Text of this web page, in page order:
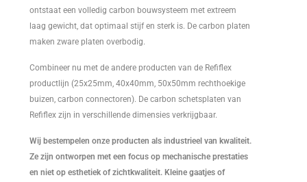
ontstaat een volledig carbon bouwsysteem met extreem
laag gewicht, dat optimaal stijf en sterk is. De carbon platen
maken zware platen overbodig.
Combineer nu met de andere producten van de Refiflex
productlijn (25x25mm, 40x40mm, 50x50mm rechthoekige
buizen, carbon connectoren). De carbon schetsplaten van
Refiflex zijn in verschillende dimensies verkrijgbaar.
Wij bestempelen onze producten als industrieel van kwaliteit.
Ze zijn ontworpen met een focus op mechanische prestaties
en niet op esthetiek of zichtkwaliteit. Kleine gaatjes of